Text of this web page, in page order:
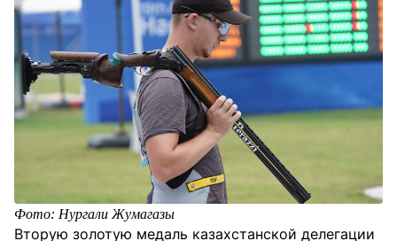
Фото: Нургали Жумагазы
Вторую золотую медаль казахстанской делегации